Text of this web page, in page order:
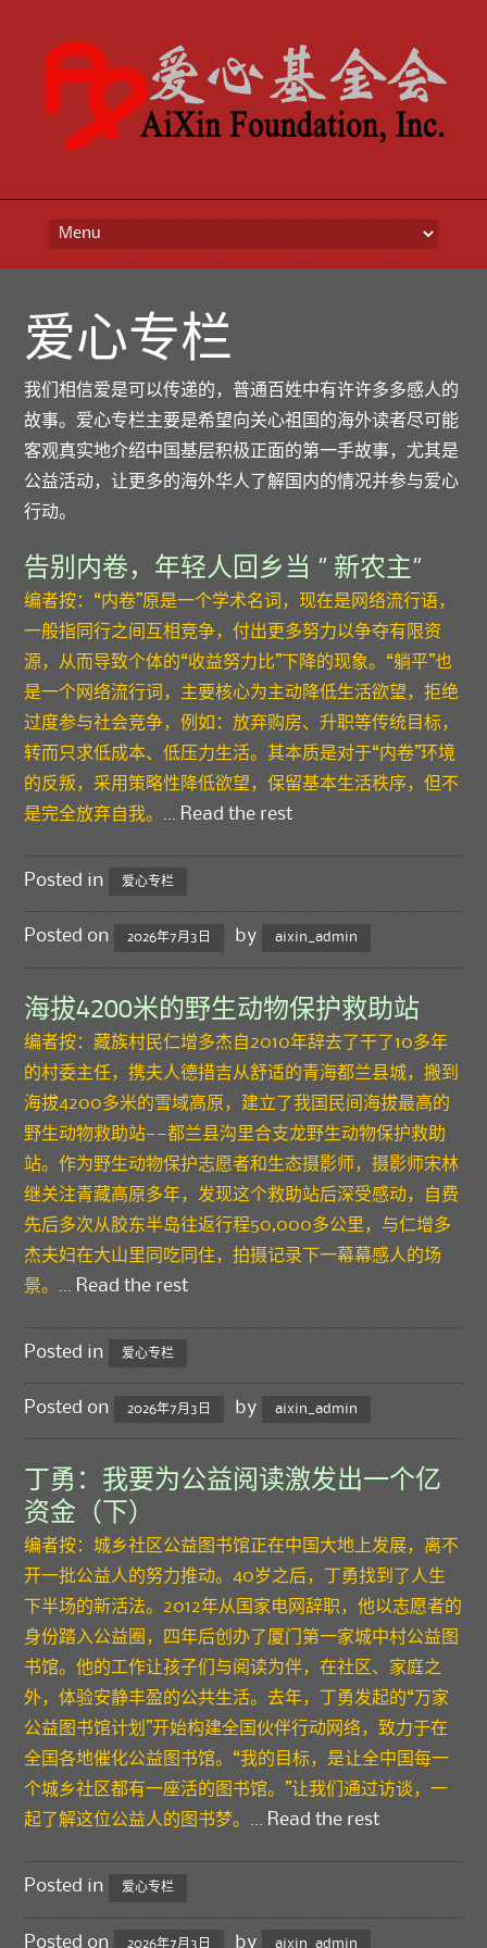
爱心专栏
我们相信爱是可以传递的，普通百姓中有许许多多感人的
故事。爱心专栏主要是希望向关心祖国的海外读者尽可能
客观真实地介绍中国基层积极正面的第一手故事，尤其是
公益活动，让更多的海外华人了解国内的情况并参与爱心
行动。
告别内卷，年轻人回乡当 ” 新农主”
编者按：“内卷”原是一个学术名词，现在是网络流行语，
一般指同行之间互相竞争，付出更多努力以争夺有限资
源，从而导致个体的“收益努力比”下降的现象。“躺平”也
是一个网络流行词，主要核心为主动降低生活欲望，拒绝
过度参与社会竞争，例如：放弃购房、升职等传统目标，
转而只求低成本、低压力生活。其本质是对于“内卷”环境
的反叛，采用策略性降低欲望，保留基本生活秩序，但不
是完全放弃自我。
Read the rest
Posted in 爱心专栏
Posted on 2026年7月3日 by aixin_admin
海拔4200米的野生动物保护救助站
编者按：藏族村民仁增多杰自2010年辞去了干了10多年
的村委主任，携夫人德措吉从舒适的青海都兰县城，搬到
海拔4200多米的雪域高原，建立了我国民间海拔最高的
野生动物救助站——都兰县沟里合支龙野生动物保护救助
站。作为野生动物保护志愿者和生态摄影师，摄影师宋林
继关注青藏高原多年，发现这个救助站后深受感动，自费
先后多次从胶东半岛往返行程50,000多公里，与仁增多
杰夫妇在大山里同吃同住，拍摄记录下一幕幕感人的场
景。
Read the rest
Posted in 爱心专栏
Posted on 2026年7月3日 by aixin_admin
丁勇：我要为公益阅读激发出一个亿
资金（下）
编者按：城乡社区公益图书馆正在中国大地上发展，离不
开一批公益人的努力推动。40岁之后，丁勇找到了人生
下半场的新活法。2012年从国家电网辞职，他以志愿者的
身份踏入公益圈，四年后创办了厦门第一家城中村公益图
书馆。他的工作让孩子们与阅读为伴，在社区、家庭之
外，体验安静丰盈的公共生活。去年，丁勇发起的“万家
公益图书馆计划”开始构建全国伙伴行动网络，致力于在
全国各地催化公益图书馆。“我的目标，是让全中国每一
个城乡社区都有一座活的图书馆。”让我们通过访谈，一
起了解这位公益人的图书梦。 … Read the rest
Posted in 爱心专栏
Posted on 2026年7月3日 by aixin_admin